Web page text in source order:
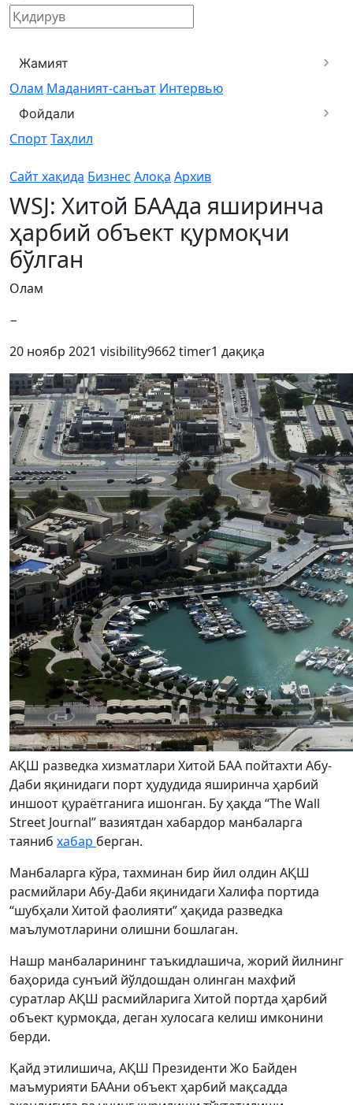
Жамият
Олам Маданият-санъат Интервью
Фойдали
СпортТаҳлил
Сайт хақида Бизнес Алоқа Архив
WSJ: Хитой БААда яширинча
ҳарбий объект қурмоқчи
бўлган
Олам
−
20 ноябр 2021 visibility9662timer1 дақиқа
АҚШ разведка хизматлари Хитой БАА пойтахти Абу-
Даби яқинидаги порт ҳудудида яширинча ҳарбий
иншоот қураётганига ишонган. Бу ҳақда “The Wall
Street Journal” вазиятдан хабардор манбаларга
таяниб хабар берган.
Манбаларга кўра, тахминан бир йил олдин АҚШ
расмийлари Абу-Даби яқинидаги Халифа портида
“шубҳали Хитой фаолияти” ҳақида разведка
маълумотларини олишни бошлаган.
Нашр манбаларининг таъкидлашича, жорий йилнинг
баҳорида сунъий йўлдошдан олинган махфий
суратлар АҚШ расмийларига Хитой портда ҳарбий
объект қурмоқда, деган хулосага келиш имконини
берди.
Қайд этилишича, АҚШ Президенти Жо Байден
маъмурияти БААни объект ҳарбий мақсадда